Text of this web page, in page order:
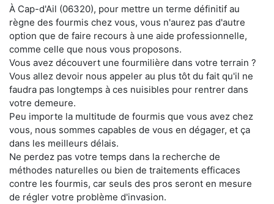
À Cap-d'Ail (06320), pour mettre un terme définitif au
règne des fourmis chez vous, vous n'aurez pas d'autre
option que de faire recours à une aide professionnelle,
comme celle que nous vous proposons.
Vous avez découvert une fourmilière dans votre terrain ?
Vous allez devoir nous appeler au plus tôt du fait qu'il ne
faudra pas longtemps à ces nuisibles pour rentrer dans
votre demeure.
Peu importe la multitude de fourmis que vous avez chez
vous, nous sommes capables de vous en dégager, et ça
dans les meilleurs délais.
Ne perdez pas votre temps dans la recherche de
méthodes naturelles ou bien de traitements efficaces
contre les fourmis, car seuls des pros seront en mesure
de régler votre problème d'invasion.